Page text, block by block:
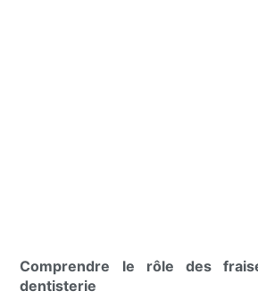
Comprendre le rôle des
dentisterie